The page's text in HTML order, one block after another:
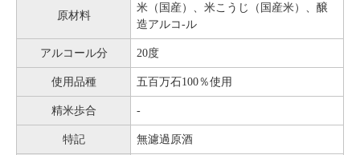
原材料
米（国産）、米こうじ（国産米）、醸
造アルコ-ル
アルコール分 20度
使用品種 五百万石100％使用
精米歩合 -
特記 無濾過原酒